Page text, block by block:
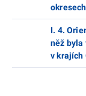
I. 4.
něž byla
v krajích